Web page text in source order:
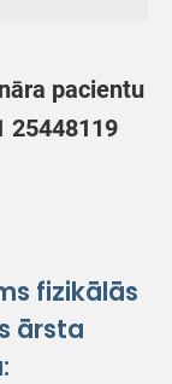
pacientu
25448119
fizikālās
ārsta